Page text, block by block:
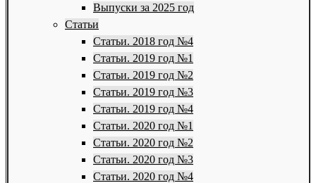
Выпуски за 2025 год
Статьи
Статьи. 2018 год №4
Статьи. 2019 год №1
Статьи. 2019 год №2
Статьи. 2019 год №3
Статьи. 2019 год №4
Статьи. 2020 год №1
Статьи. 2020 год №2
Статьи. 2020 год №3
Статьи. 2020 год №4